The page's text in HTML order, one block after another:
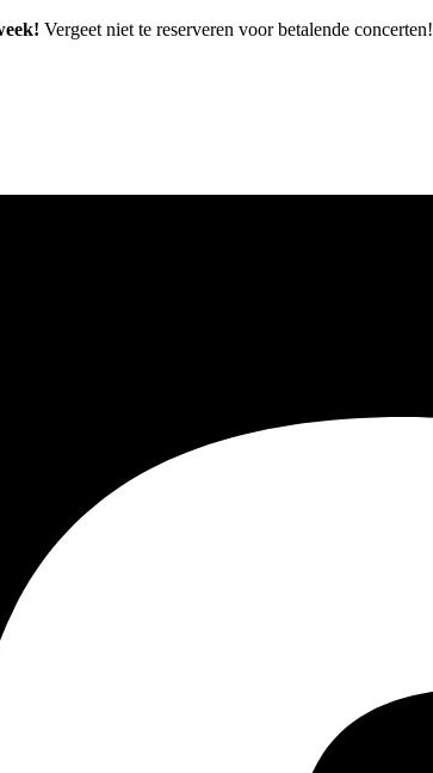
Vergeet niet te reserveren voor betalende concerten!